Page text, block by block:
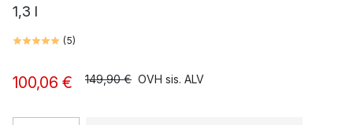
1,3 l
(5)
100,06 € 149,90 € OVH sis. ALV